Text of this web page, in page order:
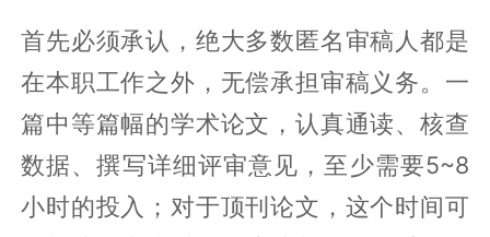
首先必须承认，绝大多数匿名审稿人都是
在本职工作之外，无偿承担审稿义务。一
篇中等篇幅的学术论文，认真通读、核查
数据、撰写详细评审意见，至少需要5~8
小时的投入；对于顶刊论文，这个时间可